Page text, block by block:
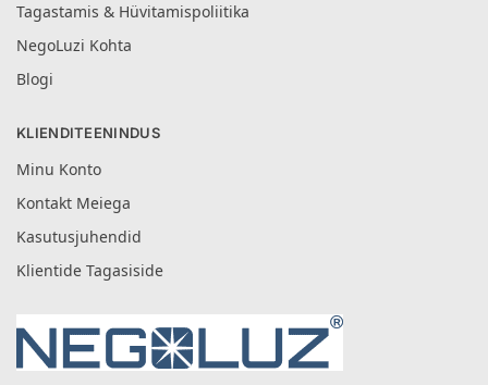
Tagastamis & Hüvitamispoliitika
NegoLuzi Kohta
Blogi
KLIENDITEENINDUS
Minu Konto
Kontakt Meiega
Kasutusjuhendid
Klientide Tagasiside